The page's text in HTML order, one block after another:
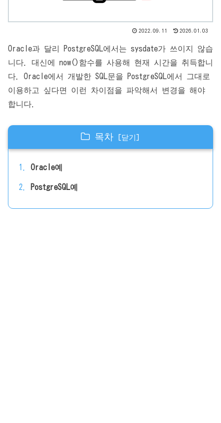
2022.09.11 2026.01.03
Oracle과 달리 PostgreSQL에서는 sysdate가 쓰이지 않습
니다. 대신에 now()함수를 사용해 현재 시간을 취득합니
다. Oracle에서 개발한 SQL문을 PostgreSQL에서 그대로
이용하고 싶다면 이런 차이점을 파악해서 변경을 해야
합니다.
목차
Oracle예
PostgreSQL예